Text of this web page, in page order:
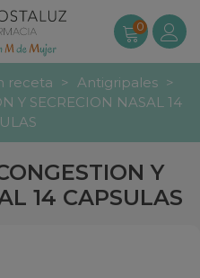
0
receta > Antigripales >
Y SECRECION NASAL 14
Y
14 CAPSULAS